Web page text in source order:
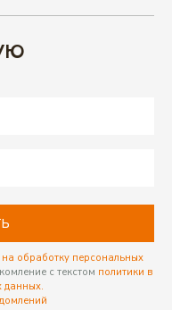
на обработку персональных
с текстом политики в
данных.